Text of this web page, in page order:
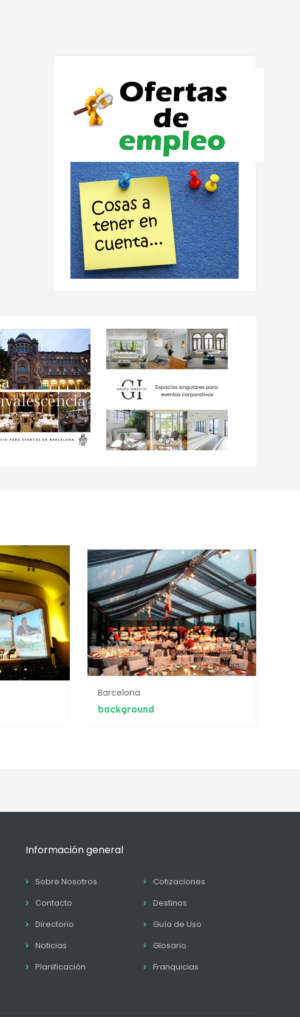
Barcelona
background
Información general
Sobre Nosotros
Cotizaciones
Contacto
Destinos
Directorio
Guía de Uso
Noticias
Glosario
Planificación
Franquicias